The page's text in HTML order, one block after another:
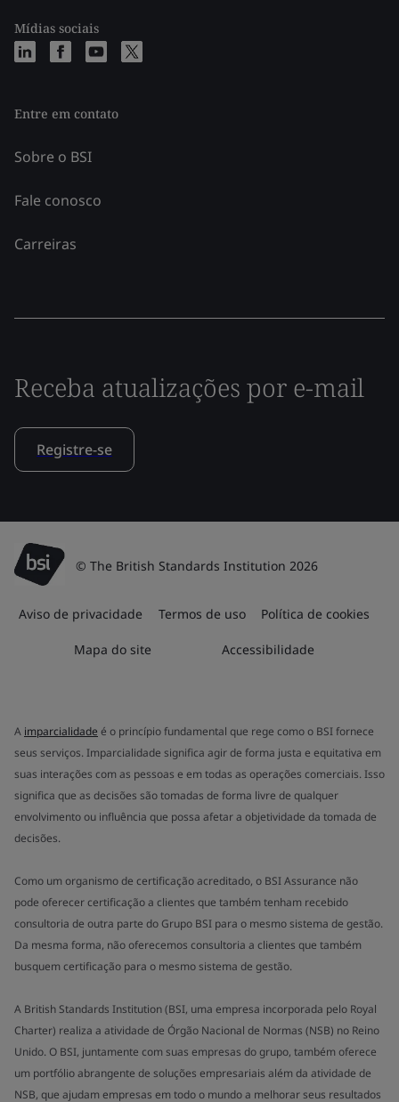
Mídias sociais
Entre em contato
Sobre o BSI
Fale conosco
Carreiras
Receba atualizações por e-mail
Registre-se
© The British Standards Institution 2026
Aviso de privacidade Termos de uso Política de cookies
Mapa do site Accessibilidade
A imparcialidade é o princípio fundamental que rege como o BSI fornece
seus serviços. Imparcialidade significa agir de forma justa e equitativa em
suas interações com as pessoas e em todas as operações comerciais. Isso
significa que as decisões são tomadas de forma livre de qualquer
envolvimento ou influência que possa afetar a objetividade da tomada de
decisões.
Como um organismo de certificação acreditado, o BSI Assurance não
pode oferecer certificação a clientes que também tenham recebido
consultoria de outra parte do Grupo BSI para o mesmo sistema de gestão.
Da mesma forma, não oferecemos consultoria a clientes que também
busquem certificação para o mesmo sistema de gestão.
A British Standards Institution (BSI, uma empresa incorporada pelo Royal
Charter) realiza a atividade de Órgão Nacional de Normas (NSB) no Reino
Unido. O BSI, juntamente com suas empresas do grupo, também oferece
um portfólio abrangente de soluções empresariais além da atividade de
NSB, que ajudam empresas em todo o mundo a melhorar seus resultados